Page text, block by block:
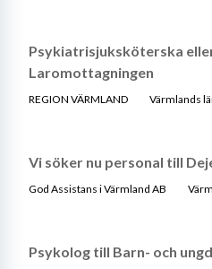
Psykiatrisjuksköterska
Laromottagningen
REGION VÄRMLAND Värmlands
Vi söker nu personal till
God Assistans i Värmland AB
Psykolog till Barn- och